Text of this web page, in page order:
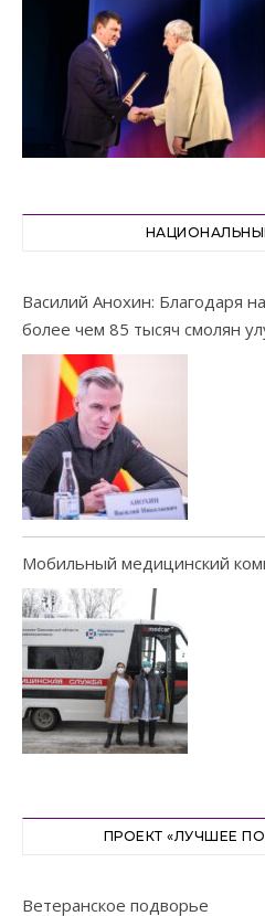
Василий Анохин: Благодаря
более чем 85 тысяч смолян
Мобильный медицинский
ПРОЕКТ «ЛУЧШЕЕ
Ветеранское подворье